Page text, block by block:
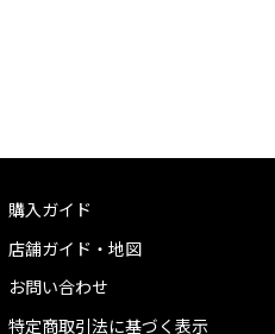
購入ガイド
店舗ガイド・地図
お問い合わせ
特定商取引法に基づく表示